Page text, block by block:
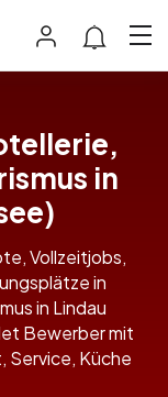
in
Vollzeitjobs,
in
in Lindau
Bewerber mit
Service, Küche